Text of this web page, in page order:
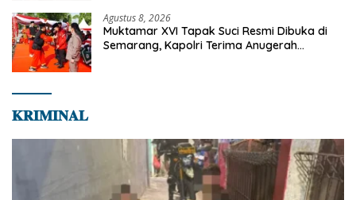
Agustus 8, 2026
Muktamar XVI Tapak Suci Resmi Dibuka di
Semarang, Kapolri Terima Anugerah
𝐊𝐑𝐈𝐌𝐈𝐍𝐀𝐋